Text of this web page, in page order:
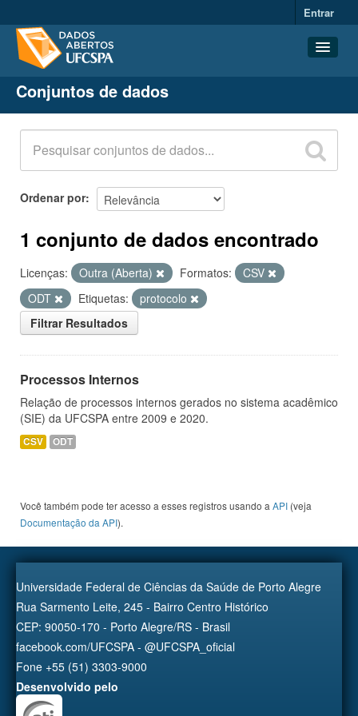
Entrar
Conjuntos de dados
Organizações
Grupos
Sobre
Conjuntos de dados
Ordenar por
1 conjunto de dados encontrado
Licenças: Outra (Aberta) Formatos:
CSV
ODT
Etiquetas:
protocolo
Filtrar Resultados
Processos Internos
Relação de processos internos gerados no sistema acadêmico
(SIE) da UFCSPA entre 2009 e 2020.
CSV ODT
Você também pode ter acesso a esses registros usando a API (veja
Documentação da API).
Universidade Federal de Ciências da Saúde de Porto Alegre
Rua Sarmento Leite, 245 - Bairro Centro Histórico
CEP: 90050-170 - Porto Alegre/RS - Brasil
facebook.com/UFCSPA - @UFCSPA_oficial
Fone +55 (51) 3303-9000
Desenvolvido pelo